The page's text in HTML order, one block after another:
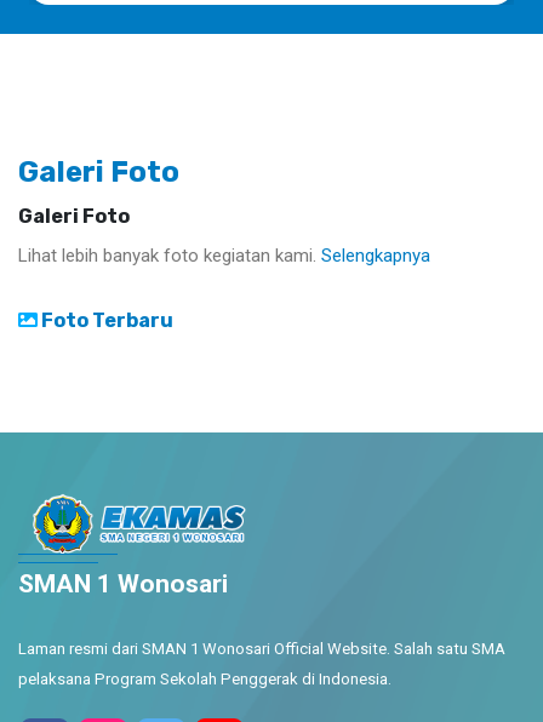
Galeri Foto
Galeri Foto
Lihat lebih banyak foto kegiatan kami. Selengkapnya
Foto Terbaru
SMAN 1 Wonosari
Laman resmi dari SMAN 1 Wonosari Official Website. Salah satu SMA
pelaksana Program Sekolah Penggerak di Indonesia.